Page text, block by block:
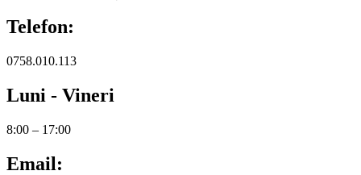
Telefon:
0758.010.113
Luni - Vineri
8:00 – 17:00
Email: